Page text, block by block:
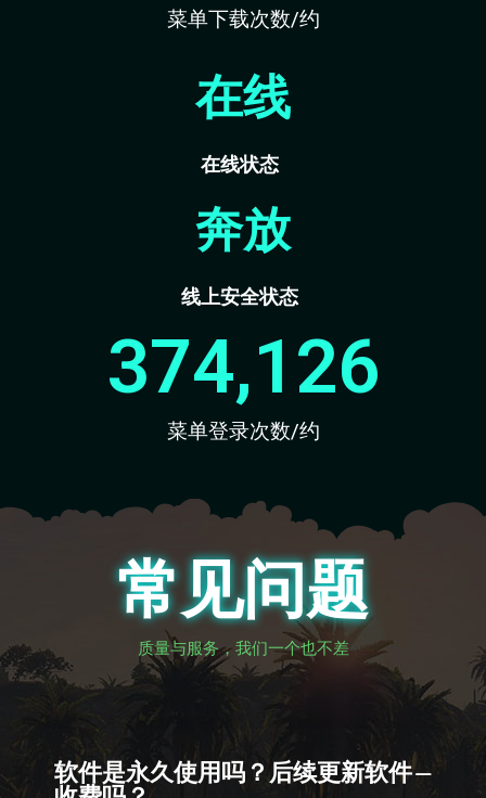
菜单下载次数/约
在线
在线状态
奔放
线上安全状态
374,126
菜单登录次数/约
常见问题
质量与服务，我们一个也不差
软件是永久使用吗？后续更新软件